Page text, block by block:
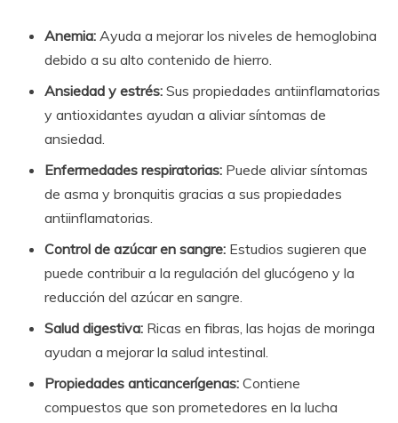
Anemia: Ayuda a mejorar los niveles de hemoglobina
debido a su alto contenido de hierro.
Ansiedad y estrés: Sus propiedades antiinflamatorias
y antioxidantes ayudan a aliviar síntomas de
ansiedad.
Enfermedades respiratorias: Puede aliviar síntomas
de asma y bronquitis gracias a sus propiedades
antiinflamatorias.
Control de azúcar en sangre: Estudios sugieren que
puede contribuir a la regulación del glucógeno y la
reducción del azúcar en sangre.
Salud digestiva: Ricas en fibras, las hojas de moringa
ayudan a mejorar la salud intestinal.
Propiedades anticancerígenas: Contiene
compuestos que son prometedores en la lucha